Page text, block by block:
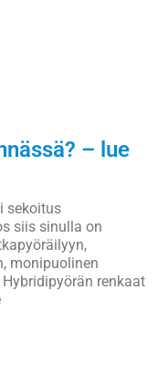
– lue
sekoitus
siis sinulla on
monipuolinen
renkaat